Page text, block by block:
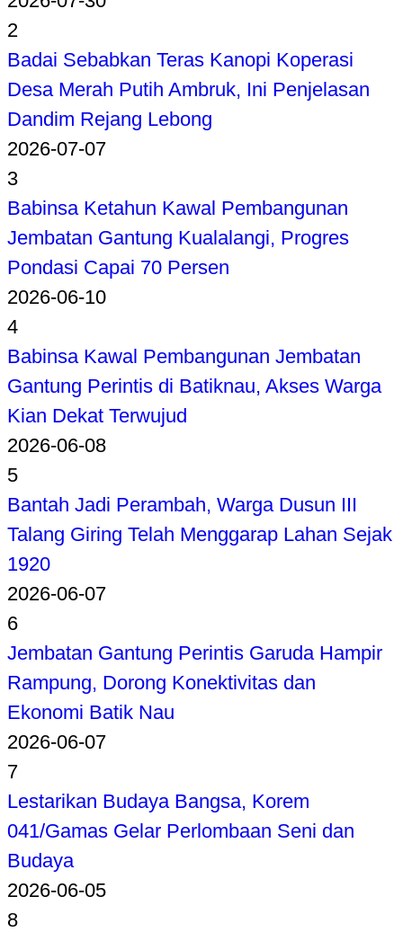
2
Badai Sebabkan Teras Kanopi Koperasi
Desa Merah Putih Ambruk, Ini Penjelasan
Dandim Rejang Lebong
2026-07-07
3
Babinsa Ketahun Kawal Pembangunan
Jembatan Gantung Kualalangi, Progres
Pondasi Capai 70 Persen
2026-06-10
4
Babinsa Kawal Pembangunan Jembatan
Gantung Perintis di Batiknau, Akses Warga
Kian Dekat Terwujud
2026-06-08
5
Bantah Jadi Perambah, Warga Dusun III
Talang Giring Telah Menggarap Lahan Sejak
1920
2026-06-07
6
Jembatan Gantung Perintis Garuda Hampir
Rampung, Dorong Konektivitas dan
Ekonomi Batik Nau
2026-06-07
7
Lestarikan Budaya Bangsa, Korem
041/Gamas Gelar Perlombaan Seni dan
Budaya
2026-06-05
8